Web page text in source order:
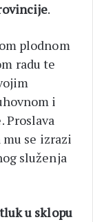
.
plodnom
radu te
i
Proslava
se izrazi
služenja
u sklopu